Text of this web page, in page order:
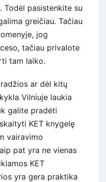
Todėl pasistenkite su
greičiau. Tačiau
jog
tačiau privalote
tam laiko.
ar dėl kitų
Vilniuje laukia
galite pradėti
KET knygelę
vairavimo
pat yra ne vienas
KET
yra gera praktika